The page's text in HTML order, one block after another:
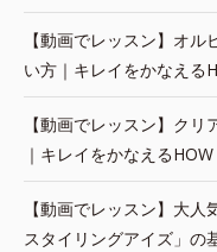
【動画でレッスン】オ
い方｜キレイをかなえる
【動画でレッスン】ク
｜キレイをかなえる
【動画でレッスン】大
スタイリングアイズ」の